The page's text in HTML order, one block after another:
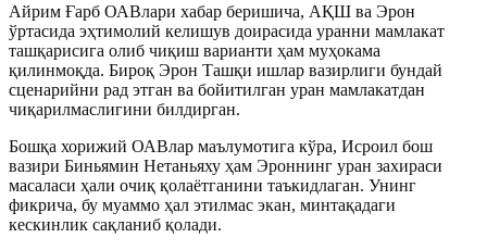
Айрим Ғарб ОАВлари хабар беришича, АҚШ ва Эрон
ўртасида эҳтимолий келишув доирасида уранни мамлакат
ташқарисига олиб чиқиш варианти ҳам муҳокама
қилинмоқда. Бироқ Эрон Ташқи ишлар вазирлиги бундай
сценарийни рад этган ва бойитилган уран мамлакатдан
чиқарилмаслигини билдирган.
Бошқа хорижий ОАВлар маълумотига кўра, Исроил бош
вазири Биньямин Нетаньяху ҳам Эроннинг уран захираси
масаласи ҳали очиқ қолаётганини таъкидлаган. Унинг
фикрича, бу муаммо ҳал этилмас экан, минтақадаги
кескинлик сақланиб қолади.